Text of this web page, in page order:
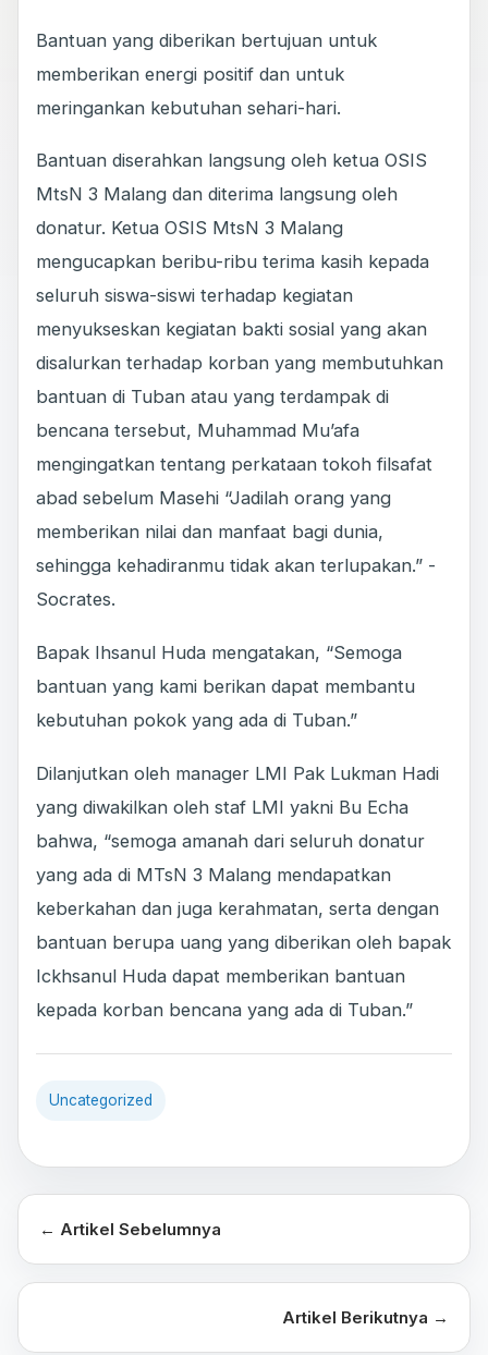
Bantuan yang diberikan bertujuan untuk
memberikan energi positif dan untuk
meringankan kebutuhan sehari-hari.
Bantuan diserahkan langsung oleh ketua OSIS
MtsN 3 Malang dan diterima langsung oleh
donatur. Ketua OSIS MtsN 3 Malang
mengucapkan beribu-ribu terima kasih kepada
seluruh siswa-siswi terhadap kegiatan
menyukseskan kegiatan bakti sosial yang akan
disalurkan terhadap korban yang membutuhkan
bantuan di Tuban atau yang terdampak di
bencana tersebut, Muhammad Mu’afa
mengingatkan tentang perkataan tokoh filsafat
abad sebelum Masehi “Jadilah orang yang
memberikan nilai dan manfaat bagi dunia,
sehingga kehadiranmu tidak akan terlupakan.” -
Socrates.
Bapak Ihsanul Huda mengatakan, “Semoga
bantuan yang kami berikan dapat membantu
kebutuhan pokok yang ada di Tuban.”
Dilanjutkan oleh manager LMI Pak Lukman Hadi
yang diwakilkan oleh staf LMI yakni Bu Echa
bahwa, “semoga amanah dari seluruh donatur
yang ada di MTsN 3 Malang mendapatkan
keberkahan dan juga kerahmatan, serta dengan
bantuan berupa uang yang diberikan oleh bapak
Ickhsanul Huda dapat memberikan bantuan
kepada korban bencana yang ada di Tuban.”
Uncategorized
← Artikel Sebelumnya
Artikel Berikutnya →